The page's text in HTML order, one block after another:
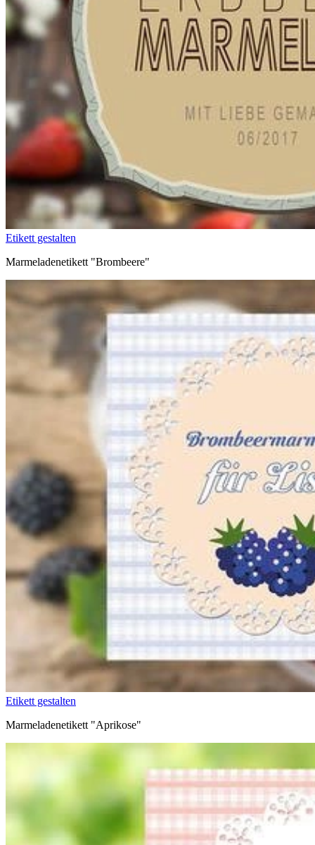
Etikett gestalten
Marmeladenetikett "Brombeere"
Etikett gestalten
Marmeladenetikett "Aprikose"